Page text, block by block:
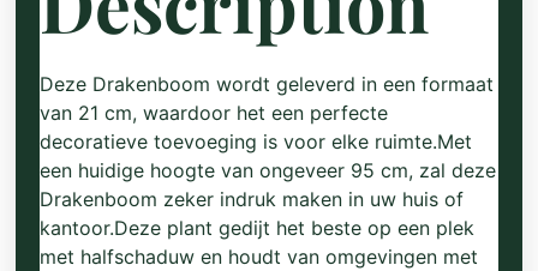
Deze Drakenboom wordt geleverd in een formaat
van 21 cm, waardoor het een perfecte
decoratieve toevoeging is voor elke ruimte.Met
een huidige hoogte van ongeveer 95 cm, zal deze
Drakenboom zeker indruk maken in uw huis of
kantoor.Deze plant gedijt het beste op een plek
met halfschaduw en houdt van omgevingen met